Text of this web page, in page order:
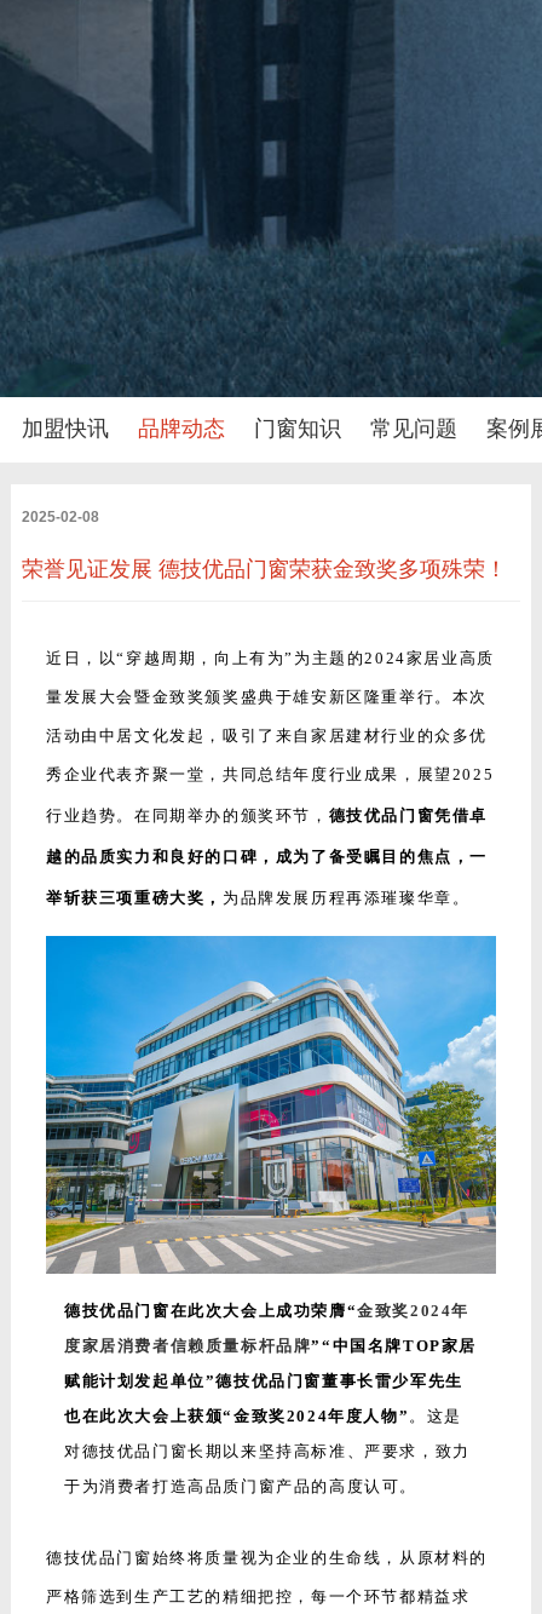
加盟快讯 品牌动态 门窗知识 常见问题 案例
2025-02-08
荣誉见证发展 德技优品门窗荣获金致奖多项殊荣！
近日，以“穿越周期，向上有为”为主题的2024家居业高质
量发展大会暨金致奖颁奖盛典于雄安新区隆重举行。本次
活动由中居文化发起，吸引了来自家居建材行业的众多优
秀企业代表齐聚一堂，共同总结年度行业成果，展望2025
行业趋势。在同期举办的颁奖环节， 德技优品门窗凭借卓
越的品质实力和良好的口碑，成为了备受瞩目的焦点，一
举斩获三项重磅大奖， 为品牌发展历程再添璀璨华章。
德技优品门窗在此次大会上成功荣膺“金致奖2024年
度家居消费者信赖质量标杆品牌”“中国名牌TOP家居
赋能计划发起单位”德技优品门窗董事长雷少军先生
也在此次大会上获颁“金致奖2024年度人物” 。这是
对德技优品门窗长期以来坚持高标准、严要求，致力
于为消费者打造高品质门窗产品的高度认可。
德技优品门窗始终将质量视为企业的生命线，从原材料的
严格筛选到生产工艺的精细把控，每一个环节都精益求